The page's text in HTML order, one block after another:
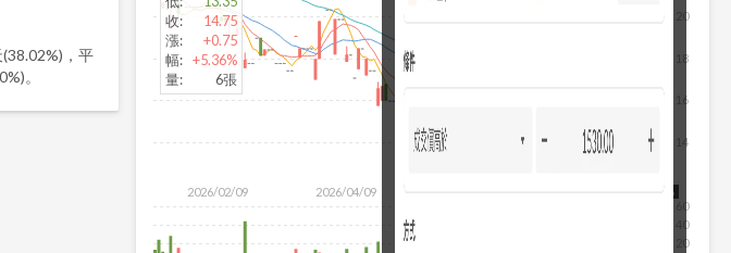
，平
。
2026/02/09 2026/04/09
14
16
18
20
2026/08/06
20
40
60
收:
14.75
漲:
+0.75
幅: +5.36%
量: 6張